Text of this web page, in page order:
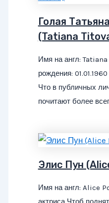
Голая
(Tatiana
Имя на англ:
рождения:
Что в публичных
почитают более
Элис Пун
Имя на англ: Alice